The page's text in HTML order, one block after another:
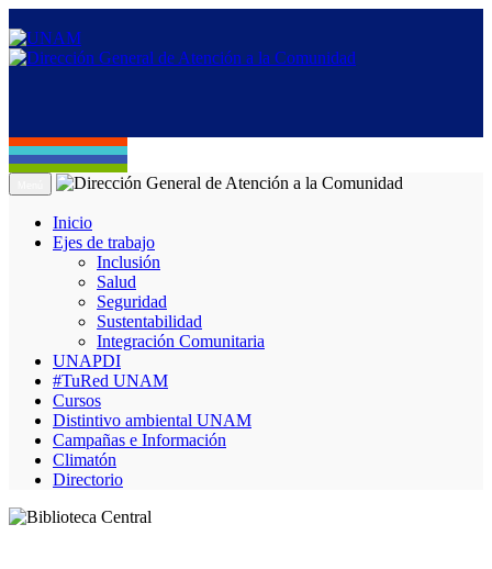
Inicio
Ejes de trabajo
Inclusión
Salud
Seguridad
Sustentabilidad
Integración Comunitaria
UNAPDI
#TuRed UNAM
Cursos
Distintivo ambiental UNAM
Campañas e Información
Climatón
Directorio